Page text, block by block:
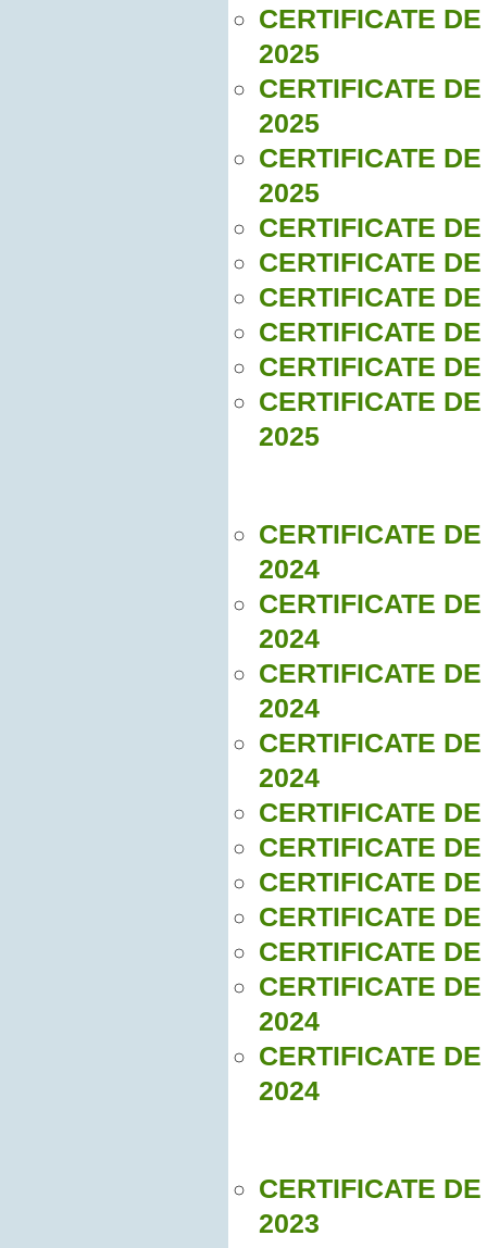
CERTIFICATE
2025
CERTIFICATE
2025
CERTIFICATE
2025
CERTIFICATE
CERTIFICATE
CERTIFICATE
CERTIFICATE
CERTIFICATE
CERTIFICATE
2025
CERTIFICATE
2024
CERTIFICATE
2024
CERTIFICATE
2024
CERTIFICATE
2024
CERTIFICATE
CERTIFICATE
CERTIFICATE
CERTIFICATE
CERTIFICATE
CERTIFICATE
2024
CERTIFICATE
2024
CERTIFICATE
2023